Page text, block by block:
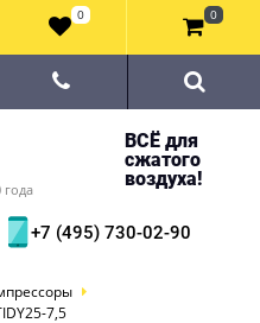
ВСЁ для
сжатого
воздуха!
+7 (495) 730-02-90
7,5
0 0